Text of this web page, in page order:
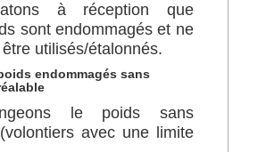
à réception que
sont endommagés et ne
utilisés/étalonnés.
endommagés sans
le poids sans
avec une limite